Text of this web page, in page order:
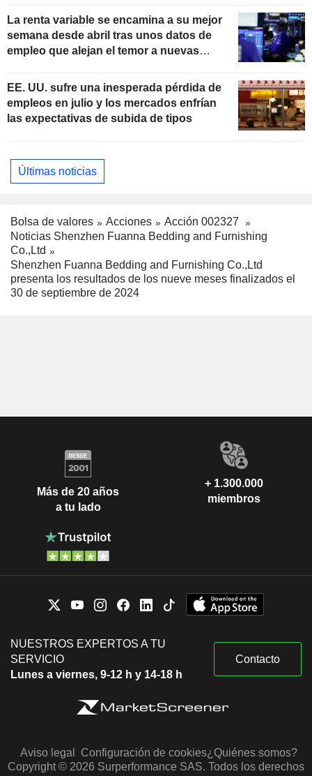
La renta variable se encamina a su mejor
semana desde abril tras unos datos de
empleo que alejan el temor a nuevas
EE. UU. sufre una inesperada pérdida de
empleos en julio y los mercados enfrían
las expectativas de subida de tipos
Últimas noticias
Bolsa de valores Acciones
Acción 002327
Noticias Shenzhen Fuanna Bedding and Furnishing
Co.,Ltd
Shenzhen Fuanna Bedding and Furnishing Co.,Ltd
presenta los resultados de los nueve meses finalizados el
30 de septiembre de 2024
Más de 20 años
a tu lado
+ 1.300.000
miembros
NUESTROS EXPERTOS A TU
SERVICIO
Lunes a viernes, 9-12 h y 14-18 h
Contacto
Aviso legal Configuración de cookies¿Quiénes somos?
Copyright © 2026 Surperformance SAS. Todos los derechos